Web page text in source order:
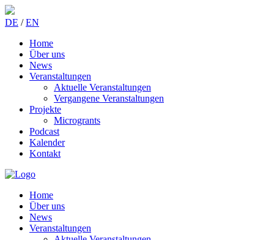
DE /EN
Home
Über uns
News
Veranstaltungen
Aktuelle Veranstaltungen
Vergangene Veranstaltungen
Projekte
Microgrants
Podcast
Kalender
Kontakt
Home
Über uns
News
Veranstaltungen